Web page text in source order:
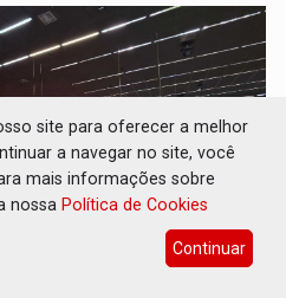
site para oferecer a melhor
a navegar no site, você
mais informações sobre
nossa Política de Cookies
Continuar